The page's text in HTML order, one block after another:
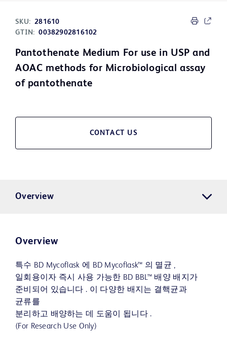
SKU: 281610
GTIN: 00382902816102
Pantothenate Medium For use in USP and
AOAC methods for Microbiological assay
of pantothenate
CONTACT US
Overview
Overview
특수 BD Mycoflask 에 BD Mycoflask™ 의 멸균 ,
일회용이자 즉시 사용 가능한 BD BBL™ 배양 배지가
준비되어 있습니다 . 이 다양한 배지는 결핵균과
균류를
분리하고 배양하는 데 도움이 됩니다 .
(For Research Use Only)